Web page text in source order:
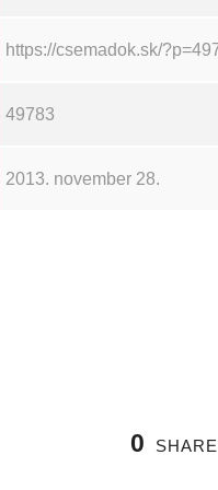
https://csemadok.sk/
49783
2013. november 28.
0